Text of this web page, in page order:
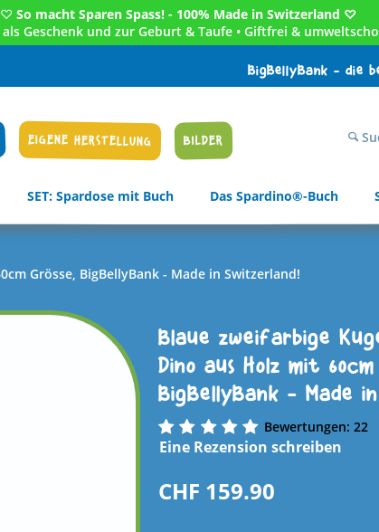
♡ So macht Sparen Spass! - 100% Made in Switzerland ♡
Geschenk und zur Geburt & Taufe • Giftfrei &
BigBellyBank - die
EIGENE HERSTELLUNG BILDER
SET: Spardose mit Buch Das Spardino®-Buch
Grösse, BigBellyBank - Made in Switzerland!
Blaue zweifarbige
Dino aus Holz mit 60cm
BigBellyBank - Made
Bewertungen: 22
Eine Rezension schreiben
CHF 159.90